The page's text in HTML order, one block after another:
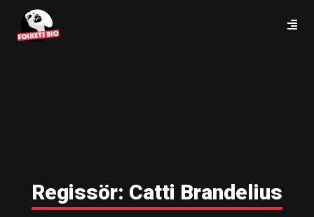
Regissör: Catti Brandelius